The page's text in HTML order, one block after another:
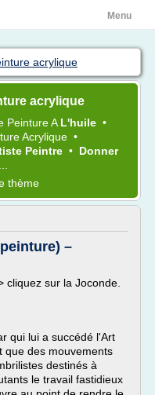
Menu
acrylique
acrylique
PeintureA L'huile •
Acrylique •
Peintre • Donner
thème
–
cliquez sur la Joconde.
qui lui a succédé l'Art
que des mouvements
destinés à
le travail fastidieux